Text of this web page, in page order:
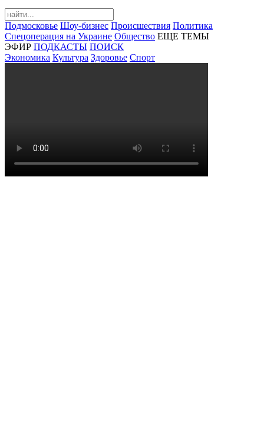
Подмосковье Шоу-бизнес Происшествия Политика
Спецоперация на Украине Общество ЕЩЕ ТЕМЫ
ЭФИР ПОДКАСТЫ ПОИСК
Экономика Культура Здоровье Спорт